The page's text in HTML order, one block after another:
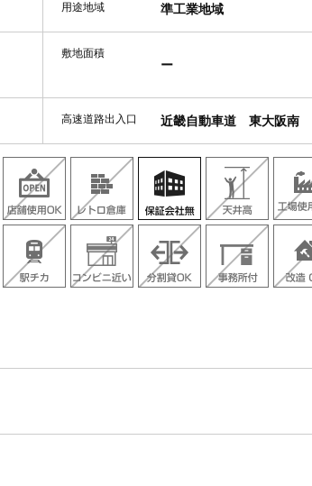
用途地域 準工業地域
敷地面積
ー
高速道路出入口 近畿自動車道 東大阪南